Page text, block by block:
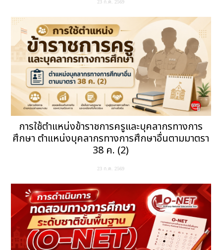
23 ก.ค. 2569
การใช้ตำแหน่งข้าราชการครูและบุคลากรทางการ
ศึกษา ตำแหน่งบุคลากรทางการศึกษาอื่นตามมาตรา
38 ค. (2)
23 ก.ค. 2569